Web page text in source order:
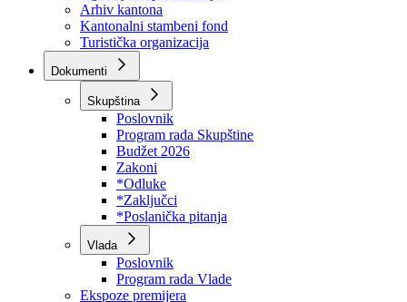
BPK šume
RTV BPK
Agencija za privatizaciju
Arhiv kantona
Kantonalni stambeni fond
Turistička organizacija
Dokumenti
Skupština
Poslovnik
Program rada Skupštine
Budžet 2026
Zakoni
*Odluke
*Zaključci
*Poslanička pitanja
Vlada